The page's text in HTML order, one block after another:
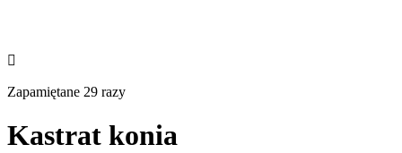

Zapamiętane 29 razy
Kastrat konia